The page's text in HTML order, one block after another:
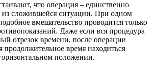
что операция – единственно
сложившейся ситуации. При одном
вмешательство проводится только
Даже если вся процедура
отрезок времени, после операции
продолжительное время находиться
положении.